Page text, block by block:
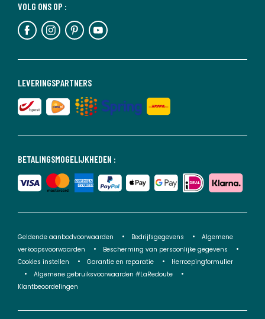
BETALINGSMOGELIJKHEDEN :
LEVERINGSPARTNERS
VOLG ONS OP :
Geldende aanbodvoorwaarden Bedrijfsgegevens
Algemene
verkoopsvoorwaarden
Bescherming van persoonlijke gegevens
Cookies instellen
Garantie en reparatie
Herroepingformulier
Algemene gebruiksvoorwaarden #LaRedoute
Klantbeoordelingen